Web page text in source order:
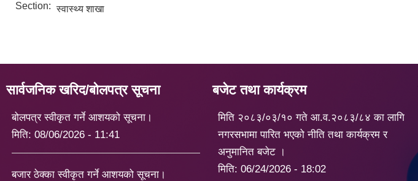
Section: स्वास्थ्य शाखा
सार्वजनिक खरिद/बोलपत्र सूचना
बोलपत्र स्वीकृत गर्ने आशयको सूचना।
मिति: 08/06/2026 - 11:41
बजार ठेक्का स्वीकृत गर्ने आशयको सूचना।
बजेट तथा कार्यक्रम
मिति २०८३/०३/१० गते आ.व.२०८३/८४ का लागि
नगरसभामा पारित भएको नीति तथा कार्यक्रम र
अनुमानित बजेट ।
मिति: 06/24/2026 - 18:02